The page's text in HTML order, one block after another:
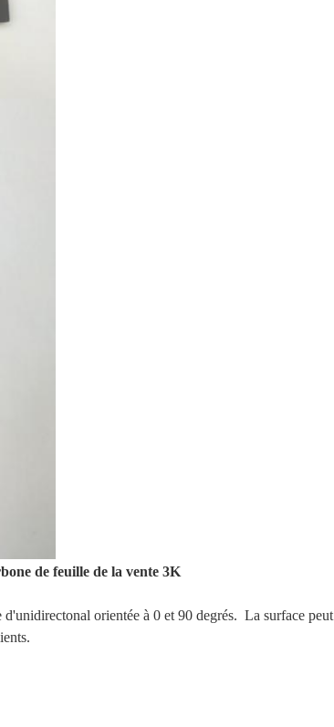
de feuille de la vente 3K
orientée à 0 et 90 degrés. La surface peut